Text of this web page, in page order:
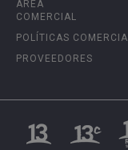
ÁREA
COMERCIAL
POLÍTICAS
PROVEEDORES